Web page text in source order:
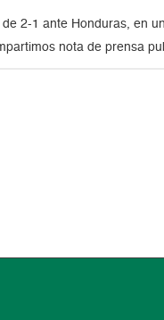
2-1 ante Honduras, en
nota de prensa